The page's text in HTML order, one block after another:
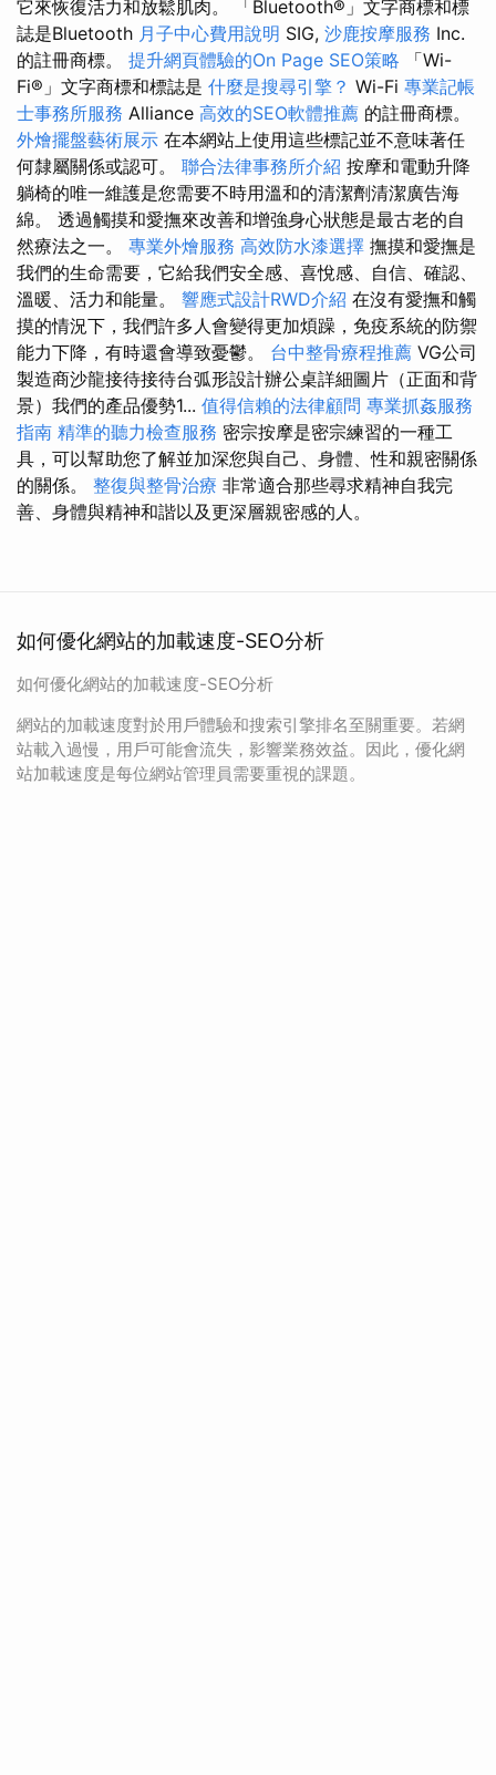
它來恢復活力和放鬆肌肉。 「Bluetooth®」文字商標和標
誌是Bluetooth 月子中心費用說明 SIG, 沙鹿按摩服務 Inc.
的註冊商標。 提升網頁體驗的On Page SEO策略 「Wi-
Fi®」文字商標和標誌是 什麼是搜尋引擎？ Wi-Fi 專業記帳
士事務所服務 Alliance 高效的SEO軟體推薦 的註冊商標。
外燴擺盤藝術展示 在本網站上使用這些標記並不意味著任
何隸屬關係或認可。 聯合法律事務所介紹 按摩和電動升降
躺椅的唯一維護是您需要不時用溫和的清潔劑清潔廣告海
綿。 透過觸摸和愛撫來改善和增強身心狀態是最古老的自
然療法之一。 專業外燴服務 高效防水漆選擇 撫摸和愛撫是
我們的生命需要，它給我們安全感、喜悅感、自信、確認、
溫暖、活力和能量。 響應式設計RWD介紹 在沒有愛撫和觸
摸的情況下，我們許多人會變得更加煩躁，免疫系統的防禦
能力下降，有時還會導致憂鬱。 台中整骨療程推薦 VG公司
製造商沙龍接待接待台弧形設計辦公桌詳細圖片（正面和背
景）我們的產品優勢1... 值得信賴的法律顧問 專業抓姦服務
指南 精準的聽力檢查服務 密宗按摩是密宗練習的一種工
具，可以幫助您了解並加深您與自己、身體、性和親密關係
的關係。 整復與整骨治療 非常適合那些尋求精神自我完
善、身體與精神和諧以及更深層親密感的人。
如何優化網站的加載速度-SEO分析
如何優化網站的加載速度-SEO分析
網站的加載速度對於用戶體驗和搜索引擎排名至關重要。若網
站載入過慢，用戶可能會流失，影響業務效益。因此，優化網
站加載速度是每位網站管理員需要重視的課題。